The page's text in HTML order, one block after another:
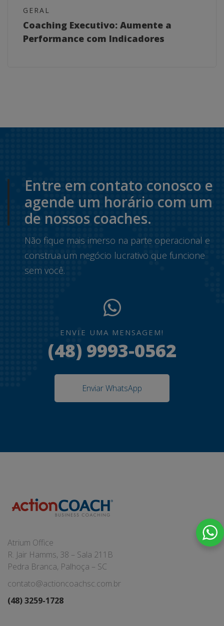
GERAL
Coaching Executivo: Aumente a
Performance com Indicadores
Entre em contato conosco e
agende um horário com um
de nossos coaches.
Não fique mais imerso na parte operacional e
construa um negócio lucrativo que funcione
sem você.
ENVIE UMA MENSAGEM!
(48) 9993-0562
Enviar WhatsApp
Atrium Office
R. Jair Hamms, 38 – Sala 211B
Pedra Branca, Palhoça – SC
contato@actioncoachsc.com.br
(48) 3259-1728